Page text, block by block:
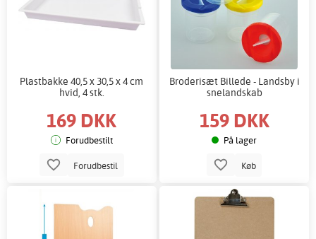
Plastbakke 40,5 x 30,5 x 4 cm
hvid, 4 stk.
169 DKK
Forudbestilt
Forudbestil
Broderisæt Billede - Landsby i
snelandskab
159 DKK
På lager
Køb